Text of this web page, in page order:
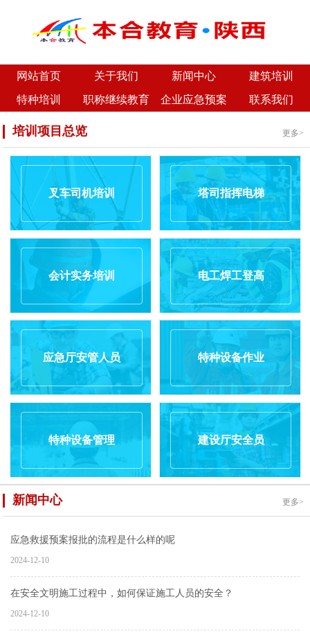
网站首页 关于我们 新闻中心
建筑培训
特种培训
职称继续教育 企业应急预案 联系我们
培训项目总览 更多>
叉车司机培训 塔司指挥电梯
会计实务培训 电工焊工登高
应急厅安管人员 特种设备作业
特种设备管理 建设厅安全员
新闻中心 更多>
应急救援预案报批的流程是什么样的呢
2024-12-10
在安全文明施工过程中，如何保证施工人员的安全？
2024-12-10